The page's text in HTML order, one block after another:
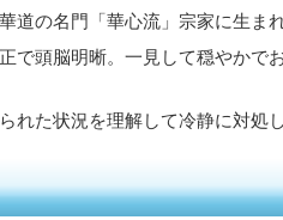
道の名門「華心流」宗家に生ま
で頭脳明晰。一見して穏やかで
れた状況を理解して冷静に対処